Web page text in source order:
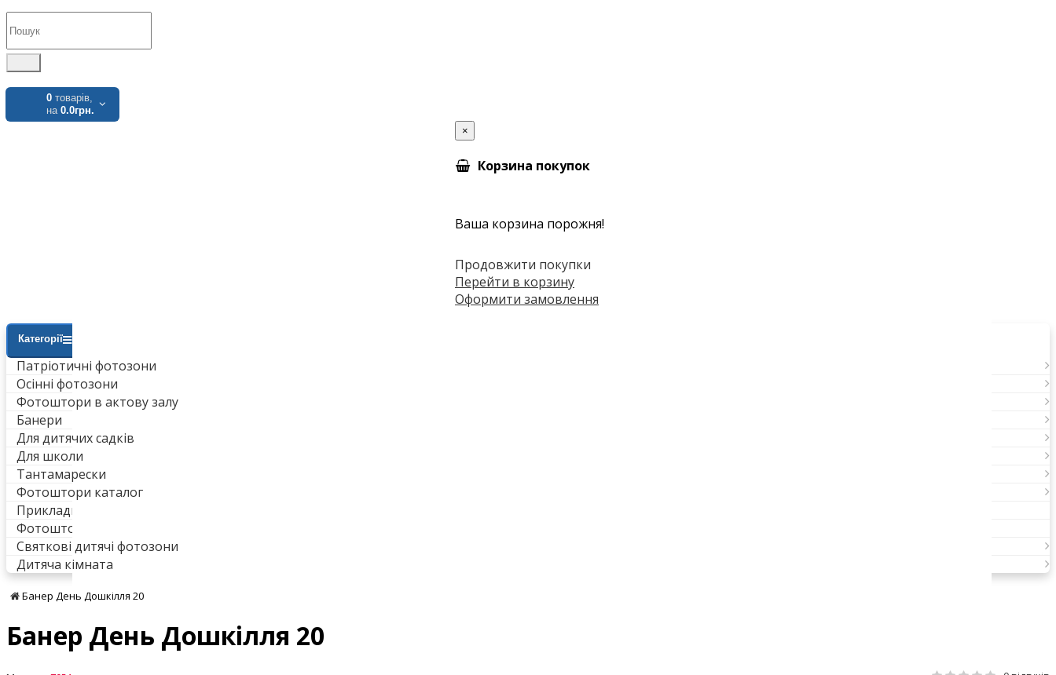
0 товарів,
на 0.0грн.
×
Корзина покупок
Ваша корзина порожня!
Продовжити покупки
Перейти в корзину
Оформити замовлення
Категорії
Патріотичні фотозони
Осінні фотозони
Фотоштори в актову залу
Банери
Для дитячих садків
Для школи
Тантамарески
Фотоштори каталог
Приклади робіт
Фотоштори для ванни
Святкові дитячі фотозони
Дитяча кімната
Банер День Дошкілля 20
Банер День Дошкілля 20